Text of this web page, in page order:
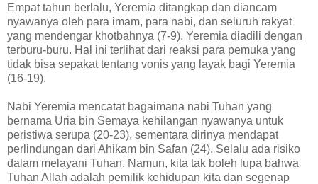
Empat tahun berlalu, Yeremia ditangkap dan diancam
nyawanya oleh para imam, para nabi, dan seluruh rakyat
yang mendengar khotbahnya (7-9). Yeremia diadili dengan
terburu-buru. Hal ini terlihat dari reaksi para pemuka yang
tidak bisa sepakat tentang vonis yang layak bagi Yeremia
(16-19).
Nabi Yeremia mencatat bagaimana nabi Tuhan yang
bernama Uria bin Semaya kehilangan nyawanya untuk
peristiwa serupa (20-23), sementara dirinya mendapat
perlindungan dari Ahikam bin Safan (24). Selalu ada risiko
dalam melayani Tuhan. Namun, kita tak boleh lupa bahwa
Tuhan Allah adalah pemilik kehidupan kita dan segenap